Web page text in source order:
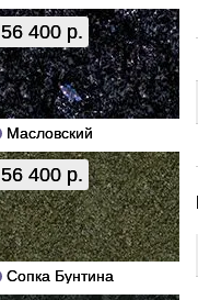
56 400 р.
Масловский
56 400 р.
Сопка Бунтина